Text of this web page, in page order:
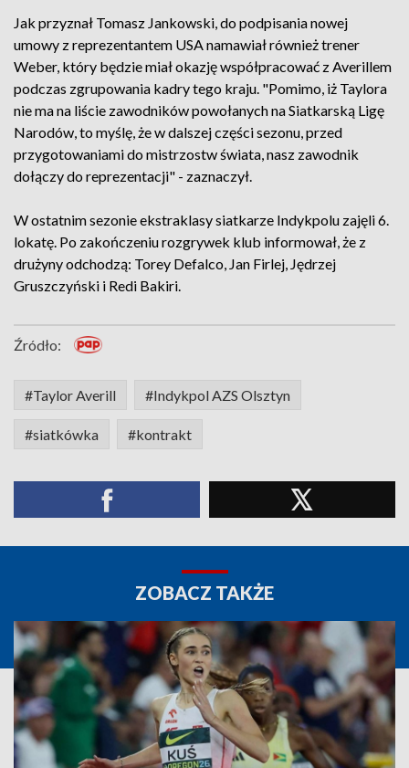
Jak przyznał Tomasz Jankowski, do podpisania nowej
umowy z reprezentantem USA namawiał również trener
Weber, który będzie miał okazję współpracować z Averillem
podczas zgrupowania kadry tego kraju. "Pomimo, iż Taylora
nie ma na liście zawodników powołanych na Siatkarską Ligę
Narodów, to myślę, że w dalszej części sezonu, przed
przygotowaniami do mistrzostw świata, nasz zawodnik
dołączy do reprezentacji" - zaznaczył.
W ostatnim sezonie ekstraklasy siatkarze Indykpolu zajęli 6.
lokatę. Po zakończeniu rozgrywek klub informował, że z
drużyny odchodzą: Torey Defalco, Jan Firlej, Jędrzej
Gruszczyński i Redi Bakiri.
Źródło:
#Taylor Averill #Indykpol AZS Olsztyn
#siatkówka #kontrakt
ZOBACZ TAKŻE